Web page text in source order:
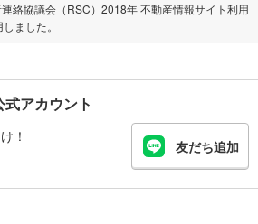
絡協議会（RSC）2018年 不動産情報サイト利用
ました。
アカウント
！
友だち追加